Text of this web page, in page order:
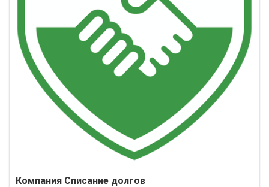
Компания Списание долгов